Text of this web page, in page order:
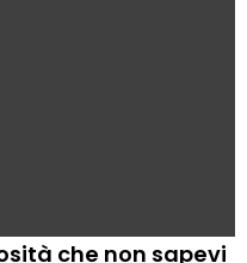
che non sapevi